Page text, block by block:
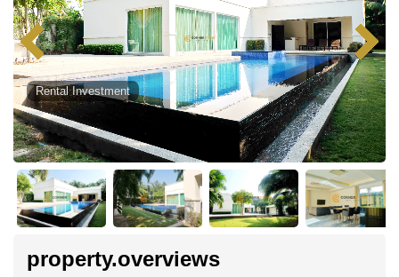
Rental Investment
property.overviews